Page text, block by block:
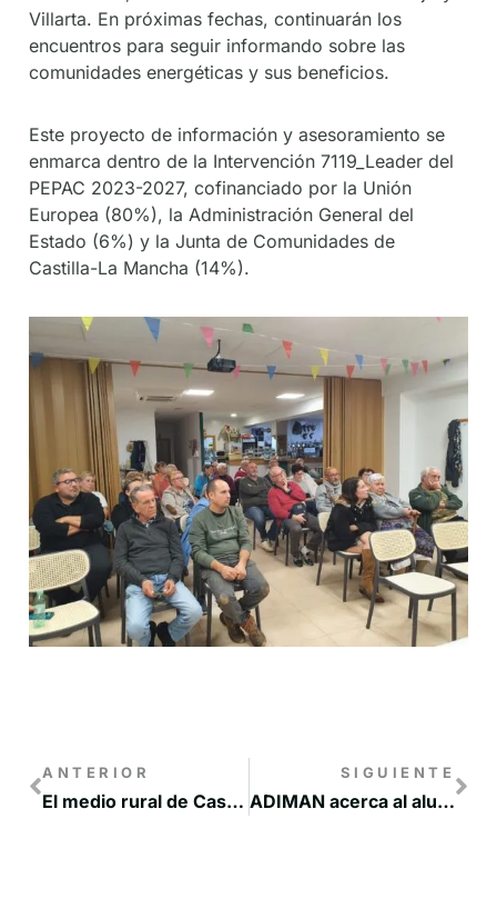
Villarta. En próximas fechas, continuarán los
encuentros para seguir informando sobre las
comunidades energéticas y sus beneficios.
Este proyecto de información y asesoramiento se
enmarca dentro de la Intervención 7119_Leader del
PEPAC 2023-2027, cofinanciado por la Unión
Europea (80%), la Administración General del
Estado (6%) y la Junta de Comunidades de
Castilla-La Mancha (14%).
ANTERIOR
El medio rural de Castilla-La Mancha se suma al reto de impulsar los suelos agrícolas como sumideros de CO2
SIGUIENTE
ADIMAN acerca al alumnado del IES de Motilla del Palancar las oportunidades de emprendimiento en la Manchuela Conquense